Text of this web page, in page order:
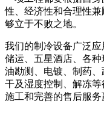
性、经济性和合理性
够立于不败之地。
我们的制冷设备广泛
储运、五星酒店、各
油勘测、电镀、制药
干及湿度控制、解冻
施工和完善的售后服务